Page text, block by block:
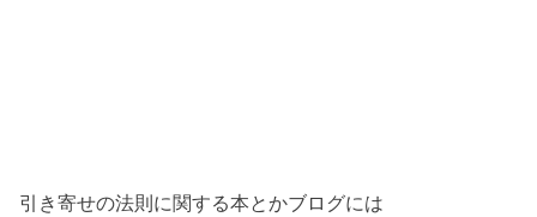
引き寄せの法則に関する本とかブログには